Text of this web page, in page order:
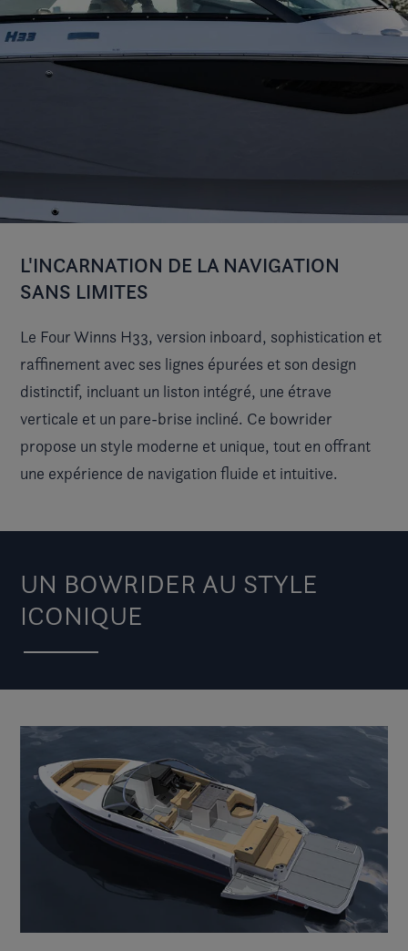
L'INCARNATION DE LA NAVIGATION
SANS LIMITES
Le Four Winns H33, version inboard, sophistication et
raffinement avec ses lignes épurées et son design
distinctif, incluant un liston intégré, une étrave
verticale et un pare-brise incliné. Ce bowrider
propose un style moderne et unique, tout en offrant
une expérience de navigation fluide et intuitive.
UN BOWRIDER AU STYLE
ICONIQUE